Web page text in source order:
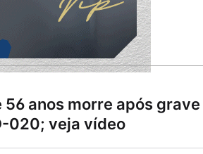
anos morre após grave
020; veja vídeo